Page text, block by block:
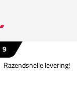
9
Razendsnelle levering!